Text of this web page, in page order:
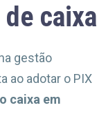
caixa
gestão
ao adotar o PIX
caixa em